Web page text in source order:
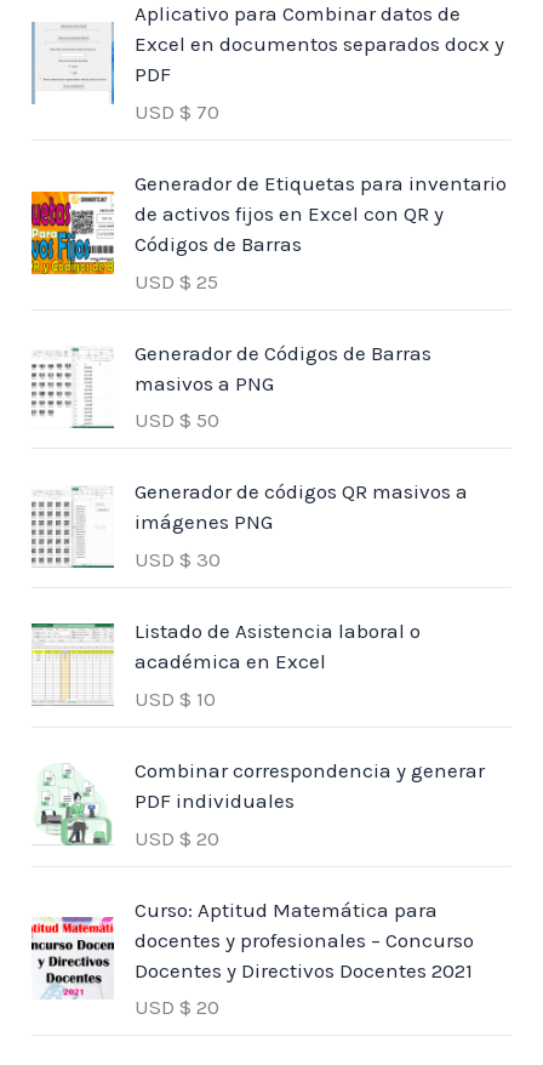
Aplicativo para Combinar datos de
Excel en documentos separados docx y
PDF
USD $ 70
Generador de Etiquetas para inventario
de activos fijos en Excel con QR y
Códigos de Barras
USD $ 25
Generador de Códigos de Barras
masivos a PNG
USD $ 50
Generador de códigos QR masivos a
imágenes PNG
USD $ 30
Listado de Asistencia laboral o
académica en Excel
USD $ 10
Combinar correspondencia y generar
PDF individuales
USD $ 20
Curso: Aptitud Matemática para
docentes y profesionales – Concurso
Docentes y Directivos Docentes 2021
USD $ 20